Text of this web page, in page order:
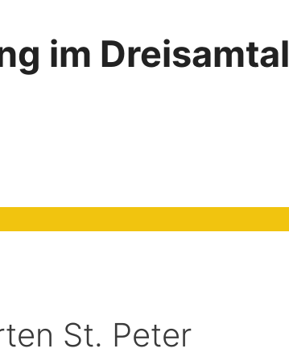
im Dreisamtal
St. Peter